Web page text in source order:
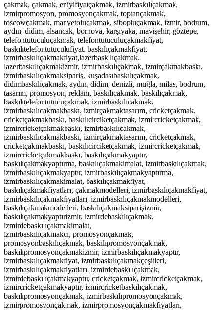
çakmak, çakmak, eniyifiyatçakmak, izmirbaskılıçakmak,
izmirpromosyon, promosyonçakmak, toptançakmak,
toscowçakmak, manyetoluçakmak, sibopluçakmak, izmir, bodrum,
aydın, didim, alsancak, bornova, karşıyaka, mavişehir, göztepe,
telefontutuculuçakmak, telefontutuculuçakmakfiyat,
baskılıtelefontutuculufiyat, baskılıçakmakfiyat,
izmirbaskılıçakmakfiyat,lazerbaskılıçakmak.
lazerbaskılıçakmakizmir, izmirbaskılıçakmak, izmirçakmakbaskı,
izmirbaskılıçakmaksipariş, kuşadasıbaskılıçakmak,
didimbaskılıçakmak, aydın, didim, denizli, muğla, milas, bodrum,
tasarım, promosyon, reklam, baskılıcakmak, baskılıçakmak,
baskılıtelefontutucuçakmak, izmirbaskılıcakmak,
izmirbaskılıcakmakbaskı, izmirçakmaktasarım, cricketçakmak,
cricketçakmakbaskı, baskılıcirciketçakmak, izmircricketçakmak,
izmircricketçakmakbaskı, izmirbaskılıcakmak,
izmirbaskılıcakmakbaskı, izmirçakmaktasarım, cricketçakmak,
cricketçakmakbaskı, baskılıcirciketçakmak, izmircricketçakmak,
izmircricketçakmakbaskı, baskılıçakmakyaptır,
baskılıçakmakyaptırma, baskılıçakmakimalat, izmirbaskılıçakmak,
izmirbaskılıçakmakyaptır, izmirbaskılıçakmakyaptırma,
izmirbaskılıçakmakimalat, baskılıçakmakfiyat,
baskılıçakmakfiyatları, çakmakmodelleri, izmirbaskılıçakmakfiyat,
izmirbaskılıçakmakfiyatları, izmirbaskılıçakmakmodelleri,
baskılıçakmakmodelleri, baskılıçakmaksiparişizmir,
baskılıçakmakyaptırizmir, izmirdebaskılıçakmak,
izmirdebaskılıçakmakimalat,
izmirbaskılıçakmakcı, promosyonçakmak,
promosyonbaskılıçakmak, baskılıpromosyonçakmak,
baskılıpromosyonçakmakizmir, izmirbaskılıçakmakyaptır,
izmirbaskılıçakmakfiyat, izmirbaskılıçakmakçeşitleri,
izmirbaskılıçakmakfiyatları, izmirdebaskılıçakmak,
izmirdebaskılıçakmakyaptır, cricketçakmak, izmircricketçakmak,
izmircricketçakmakyaptır, izmircricketbaskılıçakmak,
baskılıpromosyonçakmak, izmirbaskılıpromosyonçakmak,
izmirpromosyonçakmak, izmirpromosyonçakmakfiyatları,